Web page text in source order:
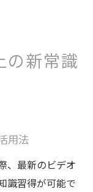
の新常識
用法
、最新のビデオ
識習得が可能で